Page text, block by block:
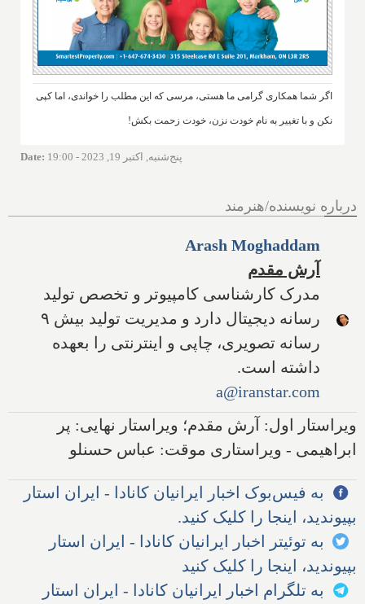
اگر شما همکاری گرامی ما هستی، مرسی که این مطلب را خواندی، اما کپی
نکن و با تغییر به نام خودت نزن، خودت زحمت بکش!
Date: پنج‌شنبه, اکتبر 19, 2023 - 19:00
درباره نویسنده/هنرمند
Arash Moghaddam
آرش مقدم
مدرک کارشناسی کامپیوتر و تخصص تولید
رسانه دیجیتال دارد و مدیریت تولید بیش ۹
رسانه تصویری، چاپی و اینترنتی را بعهده
داشته است.
a@iranstar.com
ویراستار اول: آرش مقدم؛ ویراستار نهایی: پر
ابراهیمی - ویراستاری موقت: عباس حسنلو
به فیس‌بوک اخبار ایرانیان کانادا - ایران استار
بپیوندید، اینجا را کلیک کنید.
به توئیتر اخبار ایرانیان کانادا - ایران استار
بپیوندید، اینجا را کلیک کنید
به تلگرام اخبار ایرانیان کانادا - ایران استار